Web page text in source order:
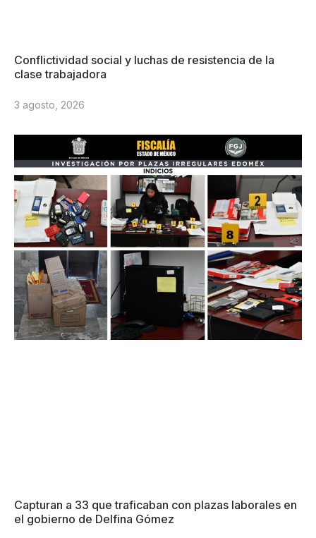
Conflictividad social y luchas de resistencia de la
clase trabajadora
3 agosto, 2026
Capturan a 33 que traficaban con plazas laborales en
el gobierno de Delfina Gómez